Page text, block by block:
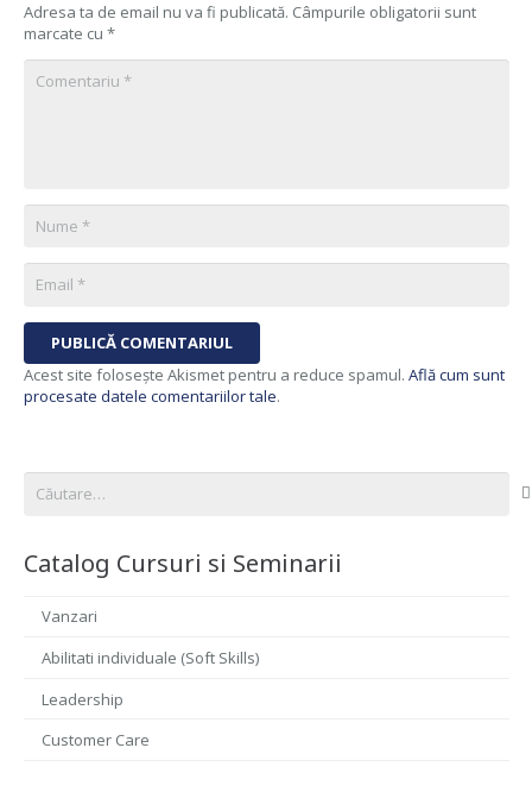
Adresa ta de email nu va fi publicată. Câmpurile obligatorii sunt
marcate cu *
PUBLICĂ COMENTARIUL
Acest site folosește Akismet pentru a reduce spamul. Află cum sunt
procesate datele comentariilor tale.
după:
Catalog Cursuri si Seminarii
Vanzari
Abilitati individuale (Soft Skills)
Leadership
Customer Care